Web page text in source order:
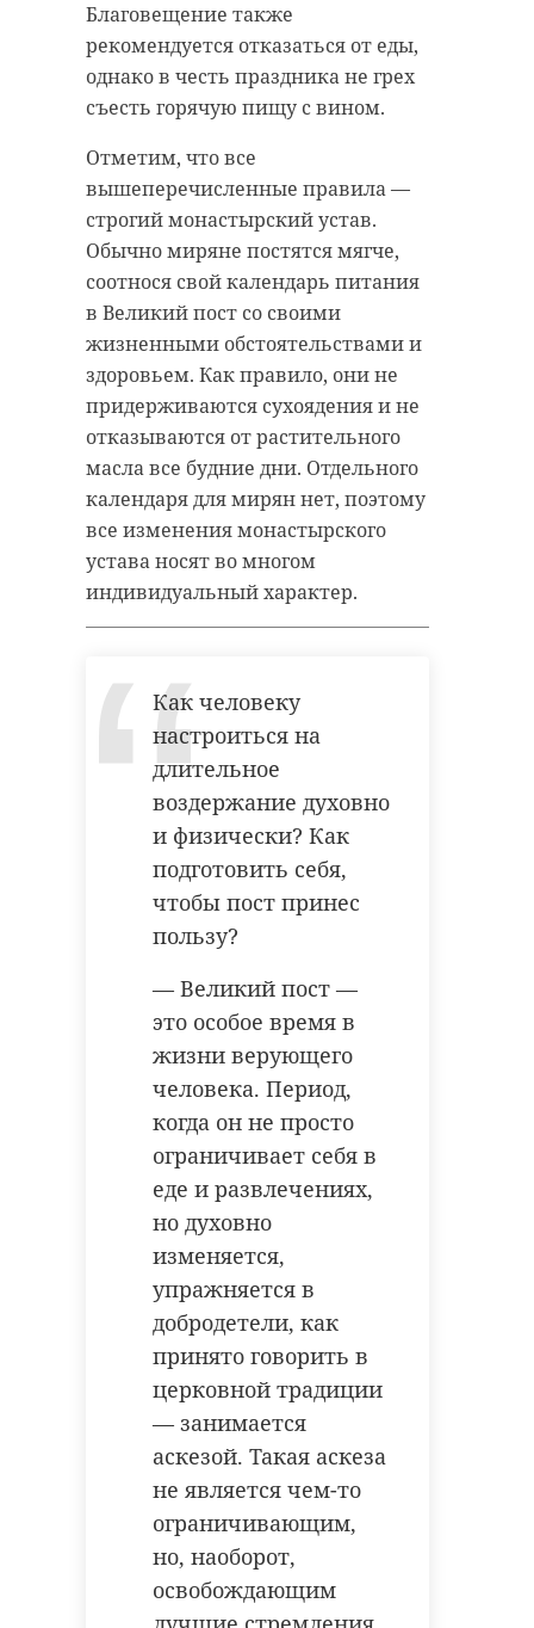
Благовещение также
рекомендуется отказаться от еды,
однако в честь праздника не грех
съесть горячую пищу с вином.
Отметим, что все
вышеперечисленные правила —
строгий монастырский устав.
Обычно миряне постятся мягче,
соотнося свой календарь питания
в Великий пост со своими
жизненными обстоятельствами и
здоровьем. Как правило, они не
придерживаются сухоядения и не
отказываются от растительного
масла все будние дни. Отдельного
календаря для мирян нет, поэтому
все изменения монастырского
устава носят во многом
индивидуальный характер.
Как человеку
настроиться на
длительное
воздержание духовно
и физически? Как
подготовить себя,
чтобы пост принес
пользу?
— Великий пост —
это особое время в
жизни верующего
человека. Период,
когда он не просто
ограничивает себя в
еде и развлечениях,
но духовно
изменяется,
упражняется в
добродетели, как
принято говорить в
церковной традиции
— занимается
аскезой. Такая аскеза
не является чем-то
ограничивающим,
но, наоборот,
освобождающим